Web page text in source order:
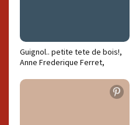
Guignol.. petite tete de bois!,
Anne Frederique Ferret,